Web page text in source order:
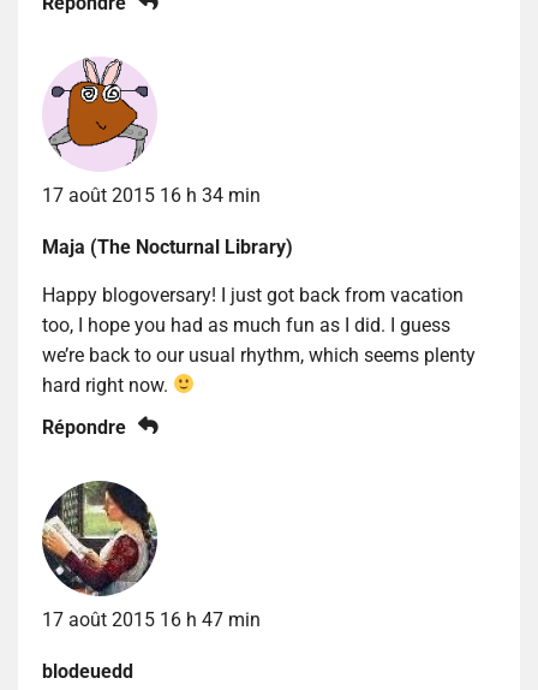
17 août 2015 16 h 34 min
Maja (The Nocturnal Library)
Happy blogoversary! I just got back from vacation
too, I hope you had as much fun as I did. I guess
we’re back to our usual rhythm, which seems plenty
hard right now.
Répondre
17 août 2015 16 h 47 min
blodeuedd